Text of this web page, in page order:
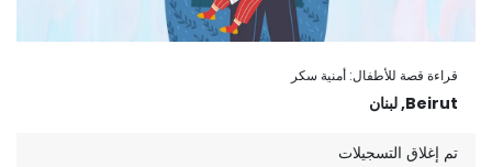
قراءة قصة للأطفال: أمنية سكر
Beirut
,لبنان
تم إغلاق التسجيلات